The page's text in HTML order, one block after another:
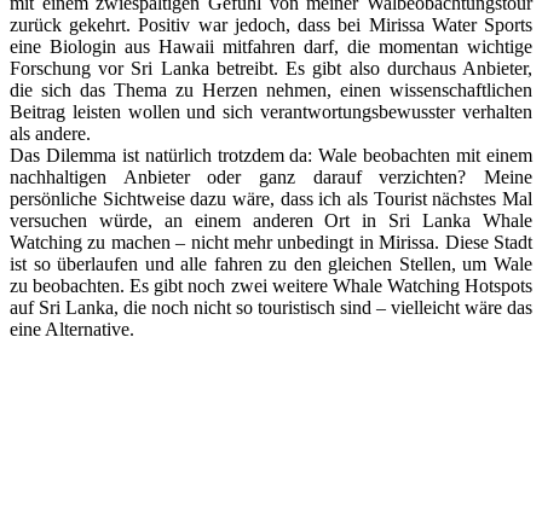
zurück gekehrt. Positiv war jedoch, dass bei Mirissa Water Sports
eine Biologin aus Hawaii mitfahren darf, die momentan wichtige
Forschung vor Sri Lanka betreibt. Es gibt also durchaus Anbieter,
die sich das Thema zu Herzen nehmen, einen wissenschaftlichen
Beitrag leisten wollen und sich verantwortungsbewusster verhalten
als andere.
Das Dilemma ist natürlich trotzdem da: Wale beobachten mit einem
nachhaltigen Anbieter oder ganz darauf verzichten? Meine
persönliche Sichtweise dazu wäre, dass ich als Tourist nächstes Mal
versuchen würde, an einem anderen Ort in Sri Lanka Whale
Watching zu machen – nicht mehr unbedingt in Mirissa. Diese Stadt
ist so überlaufen und alle fahren zu den gleichen Stellen, um Wale
zu beobachten. Es gibt noch zwei weitere Whale Watching Hotspots
auf Sri Lanka, die noch nicht so touristisch sind – vielleicht wäre das
eine Alternative.